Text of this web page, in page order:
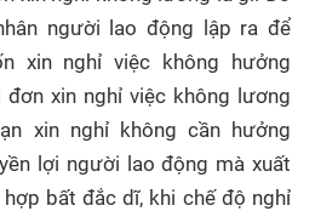
người lao động lập ra để
xin nghỉ việc không hưởng
đơn xin nghỉ việc không lương
xin nghỉ không cần hưởng
lợi người lao động mà xuất
bất đắc dĩ, khi chế độ nghỉ